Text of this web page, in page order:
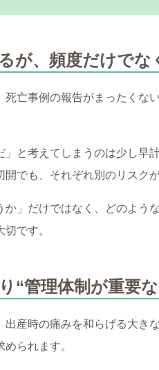
が、頻度だけでな
亡事例の報告がまったくな
と考えてしまうのは少し早
でも、それぞれ別のリスク
」だけではなく、どのよう
です。
“管理体制が重要
産時の痛みを和らげる大き
られます。